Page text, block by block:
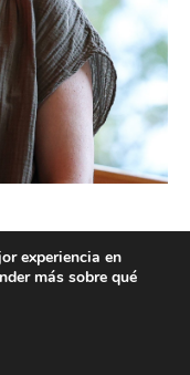
experiencia en
más sobre qué